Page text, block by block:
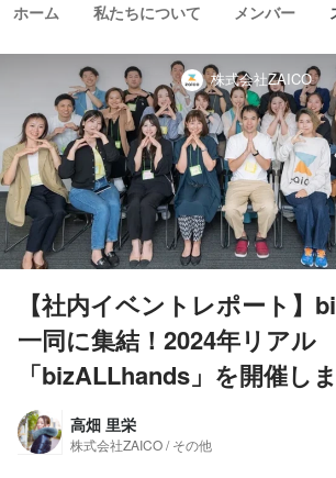
ホーム 私たちについて メンバー
株式会社ZAICO
【社内イベントレポート】
一同に集結！2024年リアル
「bizALLhands」を開催し
高畑 里栄
株式会社ZAICO / その他